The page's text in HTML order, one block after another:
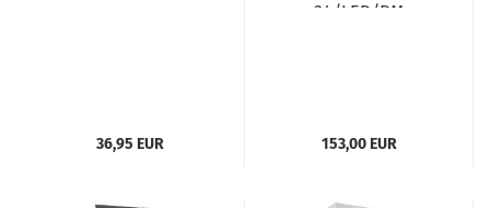
36,95 EUR
34/LED/BM
153,00 EUR